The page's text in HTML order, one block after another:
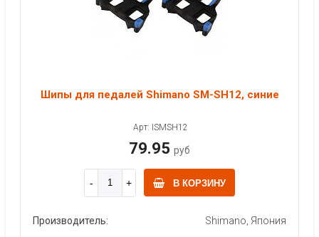
Шипы для педалей Shimano SM-SH12, синие
Арт: ISMSH12
79.95 руб
В КОРЗИНУ
Производитель: Shimano, Япония